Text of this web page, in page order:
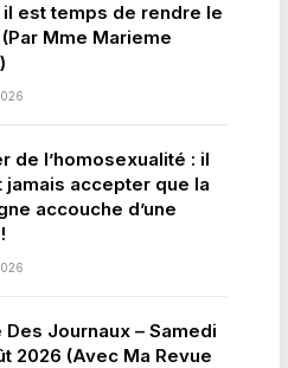
il est temps de rendre le
Mme Marieme
de l’homosexualité : il
jamais accepter que la
accouche d’une
Des Journaux – Samedi
2026 (Avec Ma Revue